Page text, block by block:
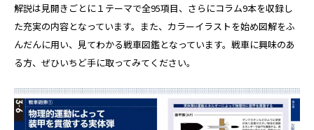
解説は見開きごとに１テーマで全95項目、さらにコラム9本を収録し
た充実の内容となっています。また、カラーイラストを始め図解をふ
んだんに用い、見てわかる戦車図鑑となっています。戦車に興味のあ
る方、ぜひいちど手に取ってみてください。